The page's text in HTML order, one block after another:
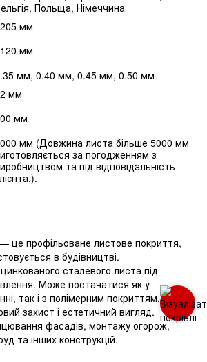
Польща, Німеччина
мм
мм
мм, 0.40 мм, 0.45 мм, 0.50 мм
мм
мм
мм (Довжина листа більше 5000 мм
за погодженням з
та під відповідальність
це профільоване листове покриття,
в будівництві.
сталевого листа під
Може постачатися як у
так і з полімерним покриттям, що
захист і естетичний вигляд.
фасадів, монтажу огорож,
та інших конструкцій.